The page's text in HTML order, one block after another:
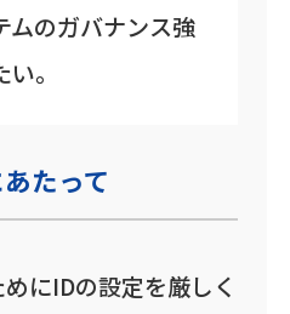
ムのガバナンス強
。
たって
にIDの設定を厳しく